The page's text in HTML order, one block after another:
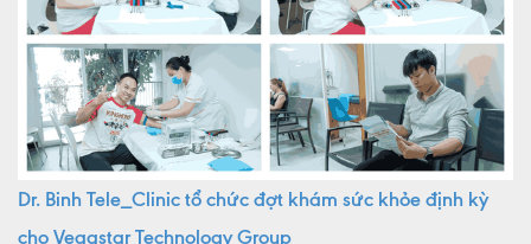
Dr. Binh Tele_Clinic tổ chức đợt khám sức khỏe định kỳ
cho Vegastar Technology Group